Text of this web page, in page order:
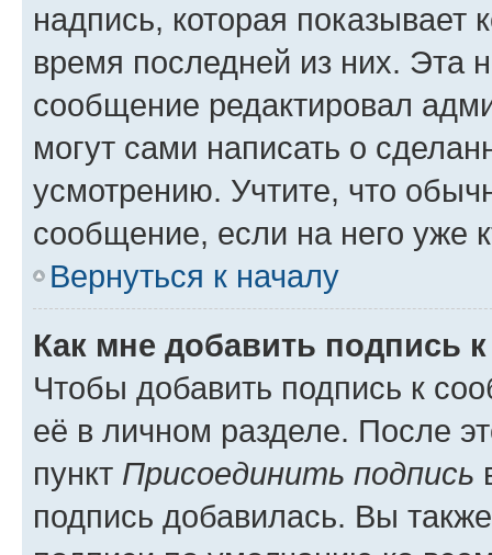
надпись, которая показывает
время последней из них. Эта
сообщение редактировал
могут сами написать о
усмотрению. Учтите, что
сообщение, если на него уже
Вернуться к началу
Как мне добавить подпись
Чтобы добавить подпись к
её в личном разделе. После
пункт Присоединить подпись
подпись добавилась. Вы